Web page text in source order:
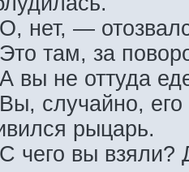
нет, —
там, за
вы не оттуда
случайно,
рыцарь.
чего вы взяли?